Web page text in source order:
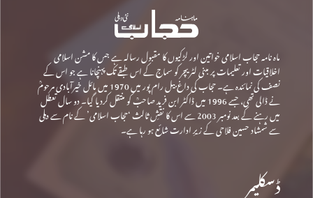
ماہ نامہ حجاب اسلامی خواتین اور لڑکیوں کا مقبول رسالہ ہے جس کا مشن اسلامی
اخلاقیات اور تعلیمات پر مبنی لٹریچر کو سماج کے اس طبقے تک پہنچانا ہے جو اس کے
نصف کی نمائندہ ہے۔ حجاب کی داغ بیل رام پور میں 1970 میں مائل خیرآبادی مرحومؒ
نے ڈالی تھی، جسے 1996 میں ڈاکٹر ابن فرید صاحبؒ کو منتقل کردیا گیا۔ دو سال تعطل
میں رہنے کے بعد نومبر 2003 سے اس کا نقشِ ثالث ‘حجاب اسلامی’ کے نام سے دہلی
سے شمشاد حسین فلاحی کے زیرِ ادارت شائع ہو رہا ہے۔
ڈسکلیمر